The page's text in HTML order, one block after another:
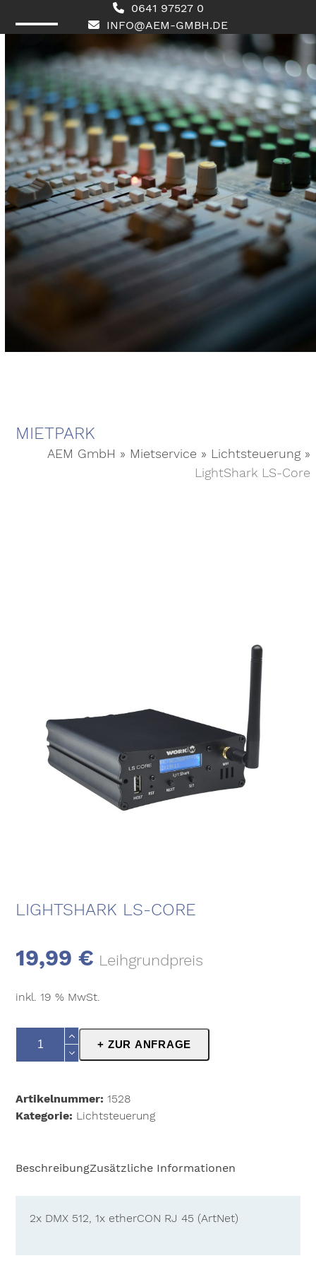
0641 97527 0
INFO@AEM-GMBH.DE
mobile
menu
mobile
menu
MIETPARK
AEM GmbH » Mietservice » Lichtsteuerung»
LightShark LS-Core
LIGHTSHARK LS-CORE
19,99€ Leihgrundpreis
inkl. 19 % MwSt.
LightShark
+ ZUR ANFRAGE
Artikelnummer:1528
Kategorie: Lichtsteuerung
BeschreibungZusätzliche Informationen
2x DMX 512, 1x etherCON RJ 45 (ArtNet)